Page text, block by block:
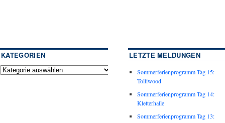
KATEGORIEN LETZTE MELDUNGEN
Sommerferienprogramm Tag 15:
Tolliwood
Sommerferienprogramm Tag 14:
Kletterhalle
Sommerferienprogramm Tag 13: